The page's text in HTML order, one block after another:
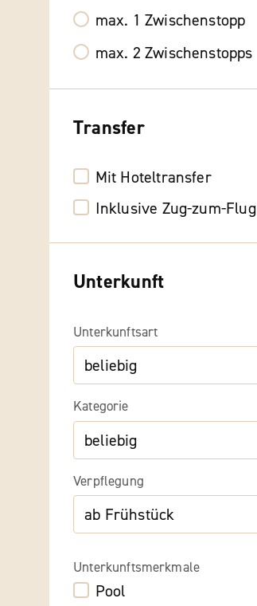
max. 1 Zwischenstopp
max. 2 Zwischenstopps
Transfer
Mit Hoteltransfer
Inklusive Zug-zum-Flug
Unterkunft
Unterkunftsart
Kategorie
Verpflegung
Unterkunftsmerkmale
Pool